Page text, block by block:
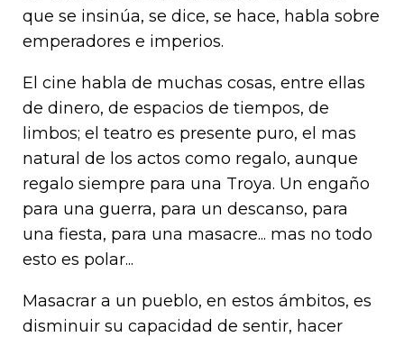
que se insinúa, se dice, se hace, habla sobre
emperadores e imperios.
El cine habla de muchas cosas, entre ellas
de dinero, de espacios de tiempos, de
limbos; el teatro es presente puro, el mas
natural de los actos como regalo, aunque
regalo siempre para una Troya. Un engaño
para una guerra, para un descanso, para
una fiesta, para una masacre... mas no todo
esto es polar...
Masacrar a un pueblo, en estos ámbitos, es
disminuir su capacidad de sentir, hacer